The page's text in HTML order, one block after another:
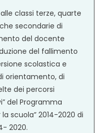
classi terze, quarte
secondarie di
del docente
del fallimento
scolastica e
orientamento, di
dei percorsi
del Programma
scuola” 2014-2020 di
2020.